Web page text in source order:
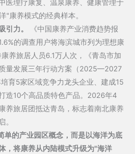
医理疗康复、温泉康养、健康管理于
"康养模式的经典样本。
引力。
《中国康养产业消费趋势报
的调查用户将海滨城市列为理想康
养旅居人员6.1万人次，《青岛市加
量发展三年行动方案（2025—2027
育5家区域竞争力龙头企业、建成15
造10个高品质特色产品。2026年4
养旅居团抵达青岛，标志着南北康养
。
单的产业园区概念，而是以海洋为底
，将康养从内陆模式升级为"海洋